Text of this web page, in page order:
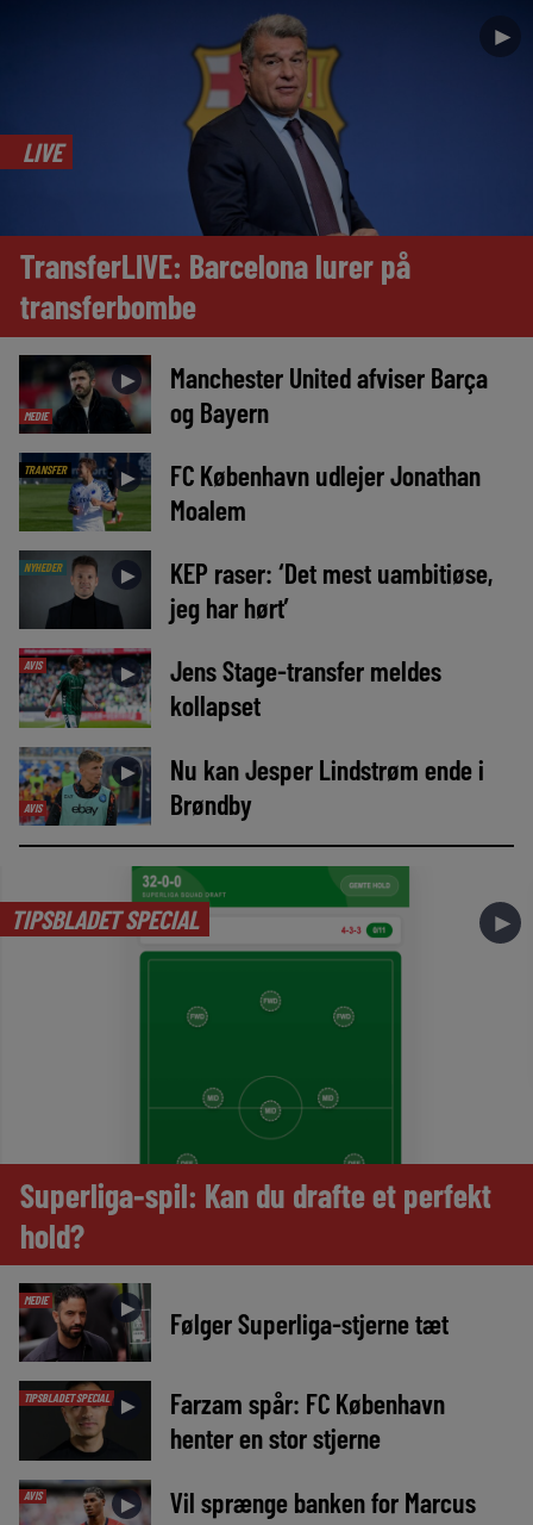
►
LIVE
TransferLIVE: Barcelona lurer på
transferbombe
MEDIE
►
Manchester United afviser Barça
og Bayern
TRANSFER ►
FC København udlejer Jonathan
Moalem
NYHEDER ►
KEP raser: ‘Det mest uambitiøse,
jeg har hørt’
AVIS ►
Jens Stage-transfer meldes
kollapset
AVIS
►
Nu kan Jesper Lindstrøm ende i
Brøndby
TIPSBLADET SPECIAL ►
Superliga-spil: Kan du drafte et perfekt
hold?
MEDIE ► Følger Superliga-stjerne tæt
TIPSBLADET SPECIAL ►
Farzam spår: FC København
henter en stor stjerne
AVIS ►
Vil sprænge banken for Marcus